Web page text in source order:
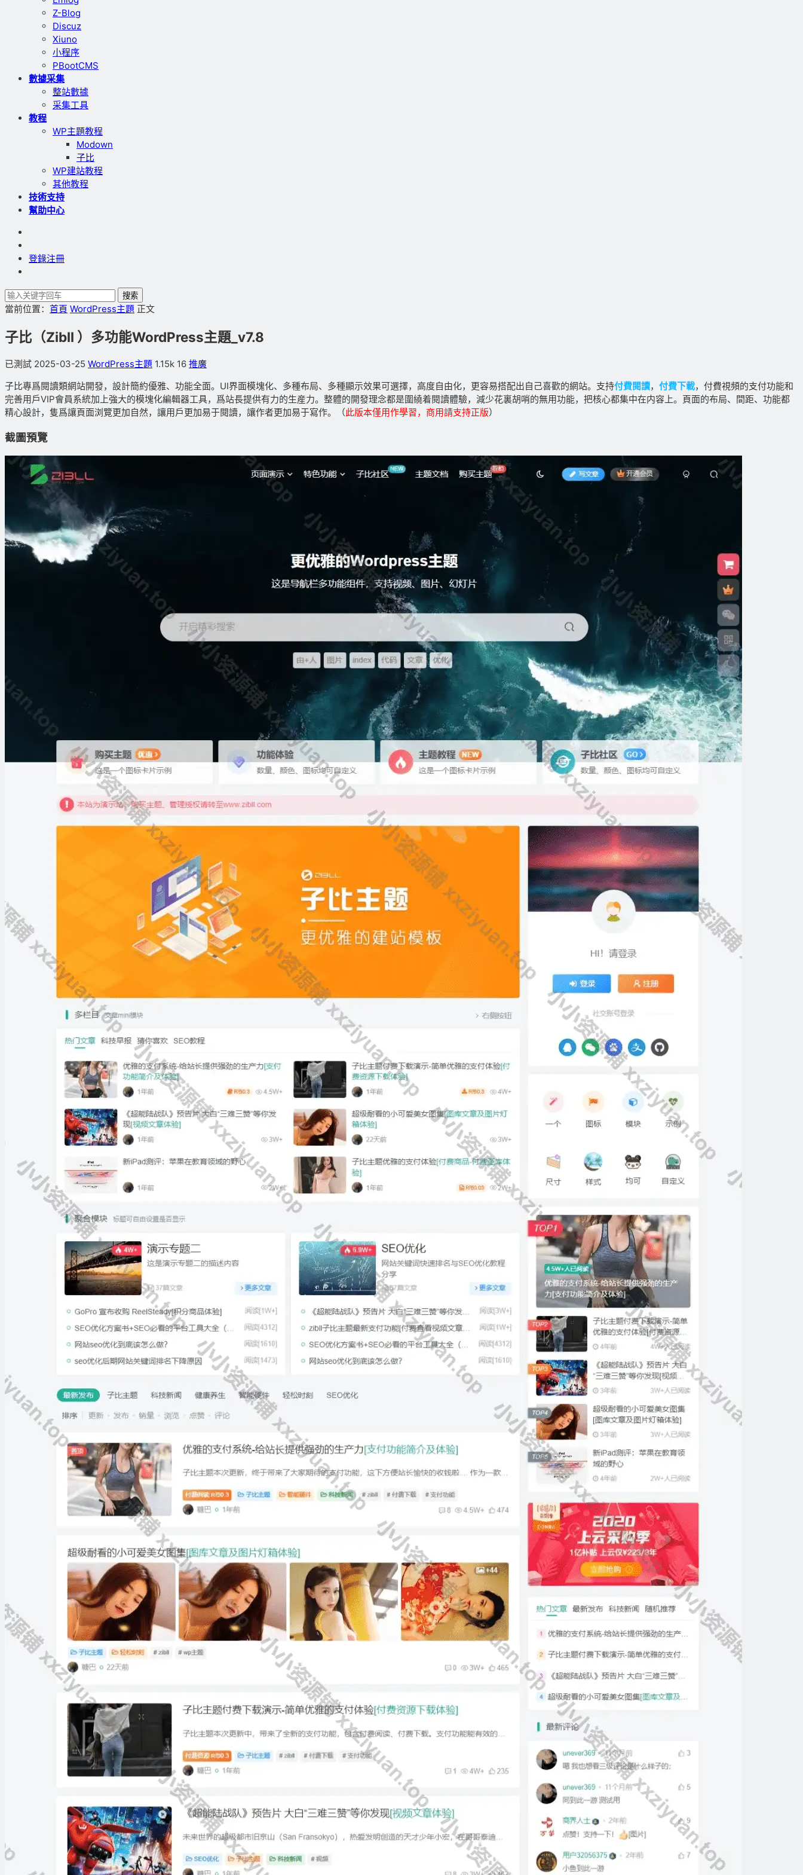
Z-Blog
Discuz
Xiuno
小程序
PBootCMS
數據采集
整站數據
采集工具
教程
WP主題教程
Modown
子比
WP建站教程
其他教程
技術支持
幫助中心
登錄注冊
搜索
當前位置： 首頁 WordPress主題 正文
子比（Zibll ）多功能WordPress主題_v7.8
已測試 2025-03-25 WordPress主題 1.15k 16 推廣
子比專爲閱讀類網站開發，設計簡約優雅、功能全面。UI界面模塊化、多種布局、多種顯示效果可選擇，高度自由化，更容易搭配出自己喜歡的網站。支持付費閱讀， 付費下載，付費視頻的支付功能和
完善用戶VIP會員系統加上強大的模塊化編輯器工具，爲站長提供有力的生産力。整體的開發理念都是圍繞着閱讀體驗，減少花裏胡哨的無用功能，把核心都集中在内容上。頁面的布局、間距、功能都
精心設計，隻爲讓頁面浏覽更加自然，讓用戶更加易于閱讀，讓作者更加易于寫作。（此版本僅用作學習，商用請支持正版）
截圖預覽